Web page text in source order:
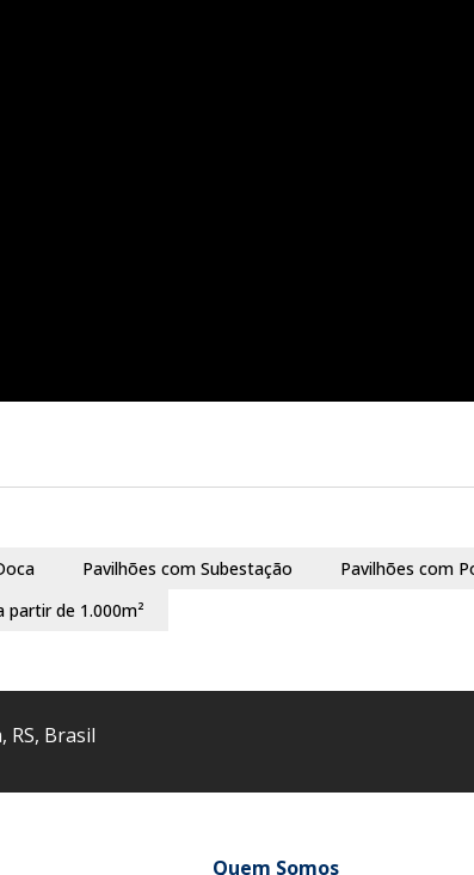
Pavilhões com Subestação
Pavilhões com
partir de 1.000m²
, RS, Brasil
Quem Somos